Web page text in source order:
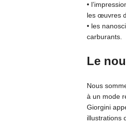
•
les œuvres
• les
carburants.
Le
Nous
à un mode
Giorgini
illustrations